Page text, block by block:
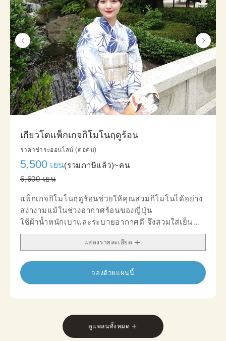
เกียวโตแพ็กเกจกิโมโนฤดูร้อน
ราคาชำระออนไลน์ (ต่อคน)
5,500 เยน(รวมภาษีแล้ว)~คน
6,600 เยน
แพ็กเกจกิโมโนฤดูร้อนช่วยให้คุณสวมกิโมโนได้อย่าง
สง่างามแม้ในช่วงอากาศร้อนของญี่ปุ่น
ใช้ผ้าน้ำหนักเบาและระบายอากาศดี จึงสวมใส่เย็น
สบาย เหมาะกับการท่องเที่ยวและเดินเล่นหน้าร้อน
เนื้อผ้าที่โปร่งสบายและดีไซน์กลิ่นอายฤดูร้อนช่วยให้ลุ
ผสานความงามแบบญี่ปุ่นดั้งเดิมกับความสบายสมัย
ใหม่ เหมาะสำหรับทริปหน้าร้อน การถ่ายภาพ หรือ
ยะอาจมีแตกต่างกันตามสาขา
แสดงรายละเอียด
จองด้วยแผนนี้
ดูแพลนทั้งหมด